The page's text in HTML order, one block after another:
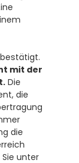
mit der
Die
die
die